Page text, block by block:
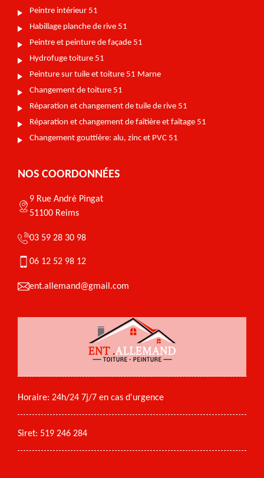
Peintre intérieur 51
Habillage planche de rive 51
Peintre et peinture de façade 51
Hydrofuge toiture 51
Peinture sur tuile et toiture 51 Marne
Changement de toiture 51
Réparation et changement de tuile de rive 51
Réparation et changement de faîtière et faîtage 51
Changement gouttière: alu, zinc et PVC 51
NOS COORDONNÉES
9 Rue André Pingat
51100 Reims
03 59 28 30 98
06 12 52 98 12
ent.allemand@gmail.com
Horaire: 24h/24 7j/7 en cas d'urgence
Siret: 519 246 284